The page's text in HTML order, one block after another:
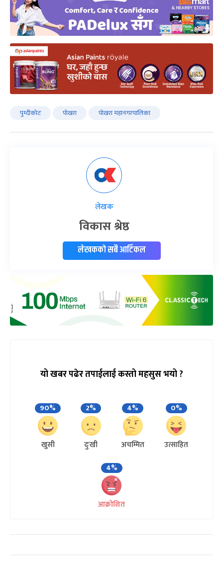
पुम्दीकोट पोखरा पोखरा महानगरपालिका
लेखक
विकास श्रेष्ठ
लेखकको सबै आर्टिकल
यो खबर पढेर तपाईलाई कस्तो महसुस भयो ?
90%
खुसी
2%
दुःखी
4%
अचम्मित
0%
उत्साहित
4%
आक्रोशित